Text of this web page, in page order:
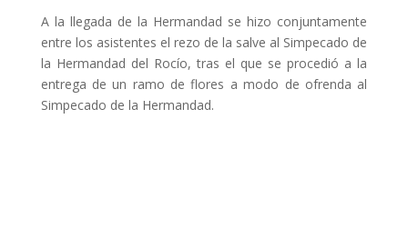
A la llegada de la Hermandad se hizo conjuntamente
entre los asistentes el rezo de la salve al Simpecado de
la Hermandad del Rocío, tras el que se procedió a la
entrega de un ramo de flores a modo de ofrenda al
Simpecado de la Hermandad.